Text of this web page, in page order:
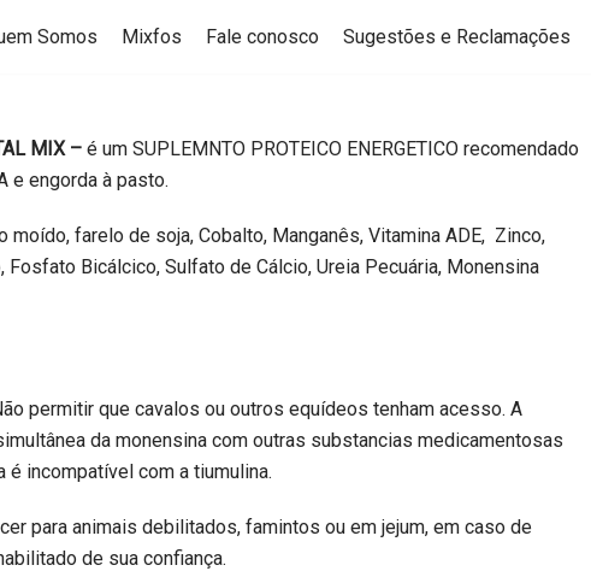
Somos Mixfos Fale conosco Sugestões e Reclamações
MIX – é um SUPLEMNTO PROTEICO ENERGETICO recomendado
e engorda à pasto.
moído, farelo de soja, Cobalto, Manganês, Vitamina ADE, Zinco,
Fosfato Bicálcico, Sulfato de Cálcio, Ureia Pecuária, Monensina
permitir que cavalos ou outros equídeos tenham acesso. A
da monensina com outras substancias medicamentosas
é incompatível com a tiumulina.
para animais debilitados, famintos ou em jejum, em caso de
de sua confiança.